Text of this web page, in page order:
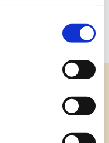
a month